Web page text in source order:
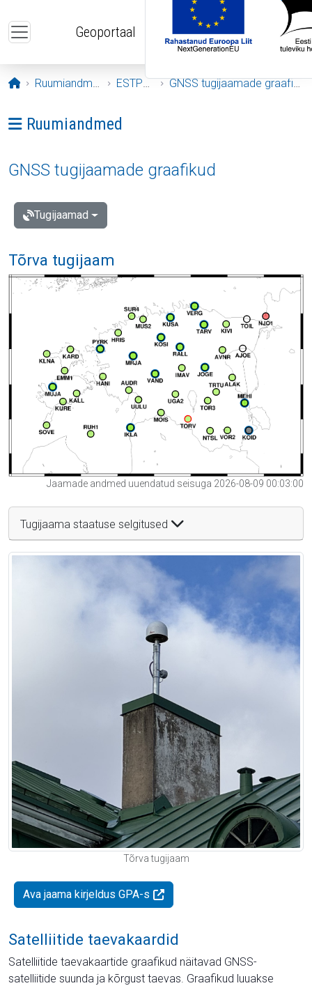
Geoportaal
Avaleht
Ruumiandmed ESTPOS GNSS tugijaamade graafikud
Ava menüü: Ruumiandmed
Ruumiandmed
GNSS tugijaamade graafikud
Tugijaamad
Tõrva tugijaam
Jaamade andmed uuendatud seisuga 2026-08-09 00:03:00
Tugijaama staatuse selgitused
Tõrva tugijaam
Ava jaama kirjeldus GPA-s
Satelliitide taevakaardid
Satelliitide taevakaartide graafikud näitavad GNSS-
satelliitide suunda ja kõrgust taevas. Graafikud luuakse